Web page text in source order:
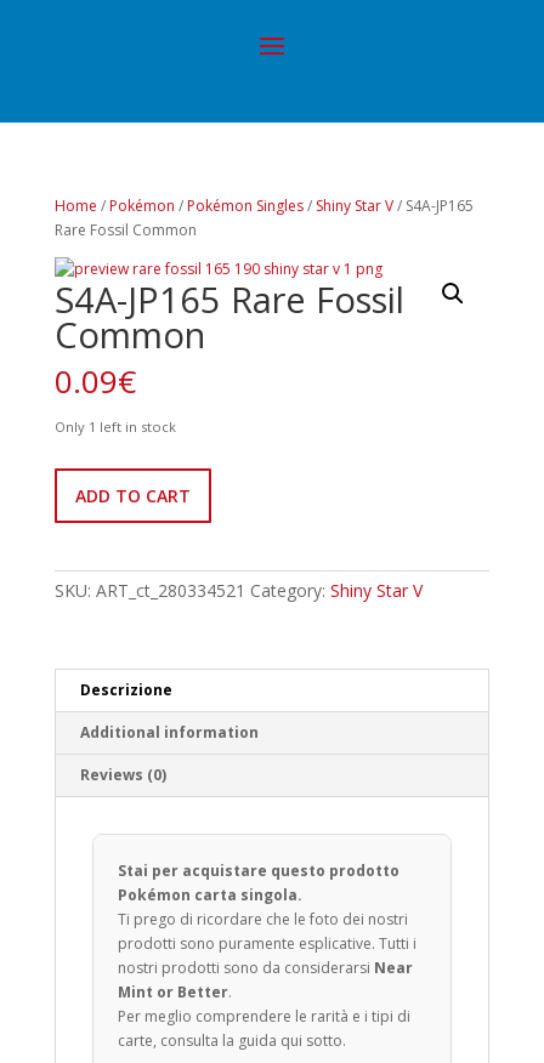
Home / Pokémon / Pokémon Singles/ Shiny Star V/ S4A-JP165
Rare Fossil Common
S4A-JP165 Rare Fossil
Common
0.09€
Only 1 left in stock
JP165
Rare
Common
quantity
ADD TO CART
SKU: ART_ct_280334521 Category: Shiny Star V
Descrizione
Additional information
Reviews (0)
Stai per acquistare questo prodotto
Pokémon carta singola.
Ti prego di ricordare che le foto dei nostri
prodotti sono puramente esplicative. Tutti i
nostri prodotti sono da considerarsi Near
Mint or Better.
Per meglio comprendere le rarità e i tipi di
carte, consulta la guida qui sotto.